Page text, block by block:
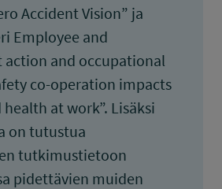
Accident Vision” ja
Employee and
action and occupational
co-operation impacts
at work”. Lisäksi
on tutustua
tutkimustietoon
pidettävien muiden